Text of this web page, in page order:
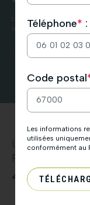
Les informations
uniquement pour
Champs obligatoires
Une équipe
pour la
4,9
Téléphone* :
Veuillez
laisser
ce
champ
Code postal
Les informations
utilisées
conformément au
L’équipe HDR